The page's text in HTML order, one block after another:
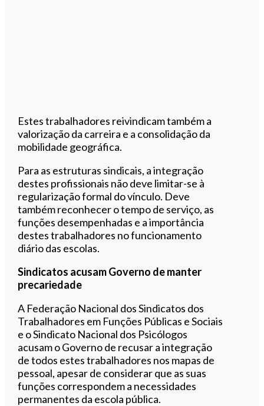
Estes trabalhadores reivindicam também a
valorização da carreira e a consolidação da
mobilidade geográfica.
Para as estruturas sindicais, a integração
destes profissionais não deve limitar-se à
regularização formal do vínculo. Deve
também reconhecer o tempo de serviço, as
funções desempenhadas e a importância
destes trabalhadores no funcionamento
diário das escolas.
Sindicatos acusam Governo de manter
precariedade
A Federação Nacional dos Sindicatos dos
Trabalhadores em Funções Públicas e Sociais
e o Sindicato Nacional dos Psicólogos
acusam o Governo de recusar a integração
de todos estes trabalhadores nos mapas de
pessoal, apesar de considerar que as suas
funções correspondem a necessidades
permanentes da escola pública.